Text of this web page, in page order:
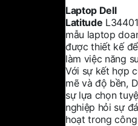
Laptop Dell
Latitude
mẫu laptop
được thiết kế
làm việc năng
Với sự kết hợp
mẽ và độ bền,
sự lựa chọn
nghiệp hỏi sự
hoạt trong